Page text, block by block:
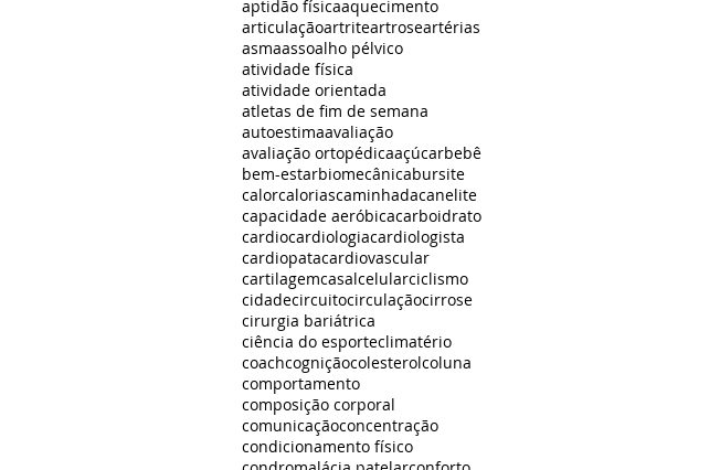
aptidão físicaaquecimento
articulaçãoartriteartroseartérias
asmaassoalho pélvico
atividade física
atividade orientada
atletas de fim de semana
autoestimaavaliação
avaliação ortopédicaaçúcarbebê
bem-estarbiomecânicabursite
calorcaloriascaminhadacanelite
capacidade aeróbicacarboidrato
cardiocardiologiacardiologista
cardiopatacardiovascular
cartilagemcasalcelularciclismo
cidadecircuitocirculaçãocirrose
cirurgia bariátrica
ciência do esporteclimatério
coachcogniçãocolesterolcoluna
comportamento
composição corporal
comunicaçãoconcentração
condicionamento físico